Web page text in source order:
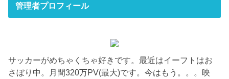
管理者プロフィール
サッカーがめちゃくちゃ好きです。最近はイーフトはお
さぼり中。月間320万PV(最大)です。今はもう。。。映